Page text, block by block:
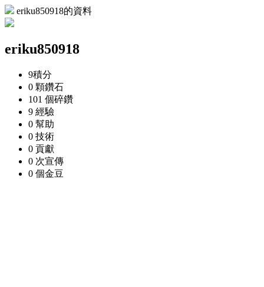
eriku850918的資料
eriku850918
9積分
0 顆鑽石
101 個碎鑽
9 經驗
0 幫助
0 技術
0 貢獻
0 次宣傳
0 個金豆